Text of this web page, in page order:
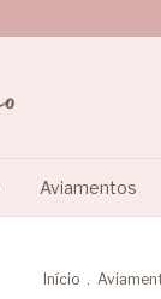
Aviamentos
Início .